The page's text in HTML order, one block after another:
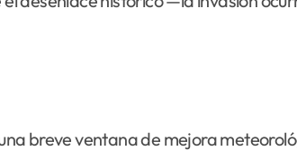
breve ventana de mejora